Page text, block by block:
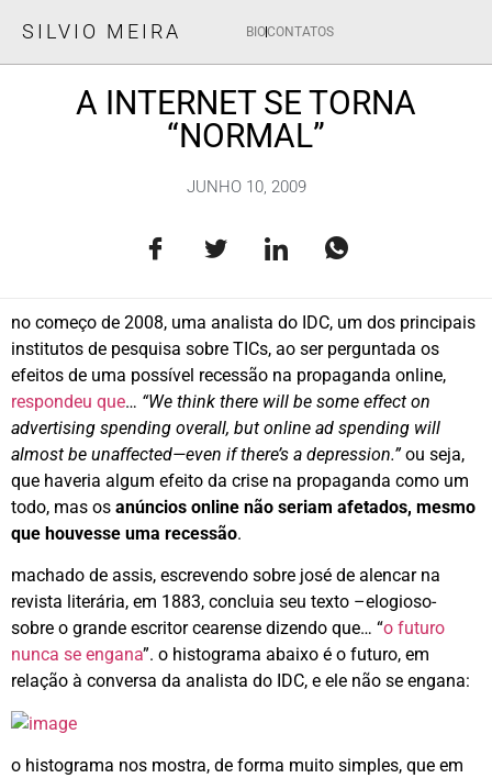
SILVIO MEIRA BIOCONTATOS
A INTERNET SE TORNA
“NORMAL”
JUNHO 10, 2009
no começo de 2008, uma analista do IDC, um dos principais
institutos de pesquisa sobre TICs, ao ser perguntada os
efeitos de uma possível recessão na propaganda online,
respondeu que… “We think there will be some effect on
advertising spending overall, but online ad spending will
almost be unaffected—even if there’s a depression.”ou seja,
que haveria algum efeito da crise na propaganda como um
todo, mas os anúncios online não seriam afetados, mesmo
que houvesse uma recessão.
machado de assis, escrevendo sobre josé de alencar na
revista literária, em 1883, concluia seu texto –elogioso-
sobre o grande escritor cearense dizendo que… “o futuro
nunca se engana”. o histograma abaixo é o futuro, em
relação à conversa da analista do IDC, e ele não se engana:
o histograma nos mostra, de forma muito simples, que em